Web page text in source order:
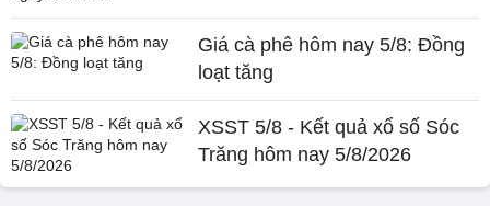
Giá cà phê hôm nay 5/8: Đồng
loạt tăng
XSST 5/8 - Kết quả xổ số Sóc
Trăng hôm nay 5/8/2026